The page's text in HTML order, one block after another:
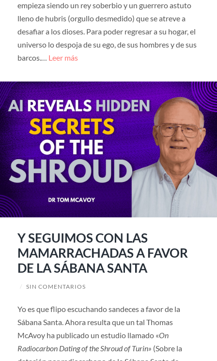
empieza siendo un rey soberbio y un guerrero astuto
lleno de hubris (orgullo desmedido) que se atreve a
desafiar a los dioses. Para poder regresar a su hogar, el
universo lo despoja de su ego, de sus hombres y de sus
barcos.… Leer más
Y SEGUIMOS CON LAS
MAMARRACHADAS A FAVOR
DE LA SÁBANA SANTA
/ SIN COMENTARIOS
Yo es que flipo escuchando sandeces a favor de la
Sábana Santa. Ahora resulta que un tal Thomas
McAvoy ha publicado un estudio llamado «On
Radiocarbon Dating of the Shroud of Turin» (Sobre la